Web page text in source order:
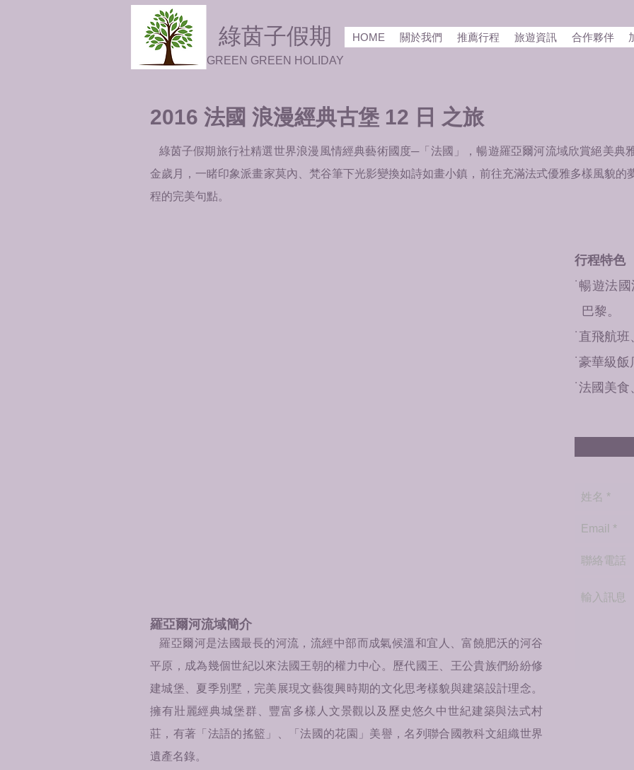
綠茵子假期
GREEN GREEN HOLIDAY
HOME 關於我們 推薦行程 旅遊資訊 合作夥伴
2016 法國 浪漫經典古堡 12 日 之旅
綠茵子假期旅行社精選世界浪漫風情經典藝術國度─「法國」，暢遊羅亞爾河流域欣賞絕美典
金歲月，一睹印象派畫家莫內、梵谷筆下光影變換如詩如畫小鎮，前往充滿法式優雅多樣風貌的
程的完美句點。
羅亞爾河流域簡介
羅亞爾河是法國最長的河流，流經中部而成氣候溫和宜人、富饒肥沃的河谷
平原，成為幾個世紀以來法國王朝的權力中心。歷代國王、王公貴族們紛紛修
建城堡、夏季別墅，完美展現文藝復興時期的文化思考樣貌與建築設計理念。
擁有壯麗經典城堡群、豐富多樣人文景觀以及歷史悠久中世紀建築與法式村
莊，有著「法語的搖籃」、「法國的花園」美譽，名列聯合國教科文組織世界
遺產名錄。
行程特色
˙暢遊法
巴黎。
˙直飛航
˙豪華級
˙法國美